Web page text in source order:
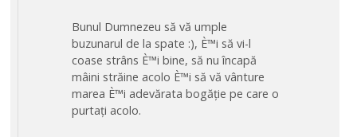
Bunul Dumnezeu să vă umple
buzunarul de la spate :), È™i să vi-l
coase strâns È™i bine, să nu încapă
mâini străine acolo È™i să vă vânture
marea È™i adevărata bogăție pe care o
purtați acolo.